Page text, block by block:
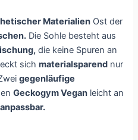
Materialien Ost der
Die Sohle besteht aus
die keine Spuren an
sichmaterialsparend nur
gegenläufige
Geckogym Vegan leicht an
anpassbar.